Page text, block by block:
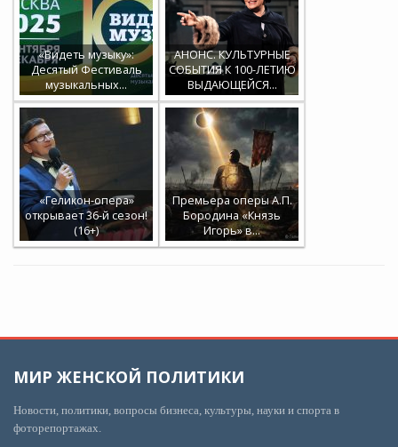
«Видеть музыку»:
Десятый Фестиваль
музыкальных…
АНОНС. КУЛЬТУРНЫЕ
СОБЫТИЯ К 100-ЛЕТИЮ
ВЫДАЮЩЕЙСЯ…
«Геликон-опера»
открывает 36-й сезон!
(16+)
Премьера оперы А.П.
Бородина «Князь
Игорь» в…
МИР ЖЕНСКОЙ ПОЛИТИКИ
Новости, политики, вопросы бизнеса, культуры, науки и спорта в
фоторепортажах.